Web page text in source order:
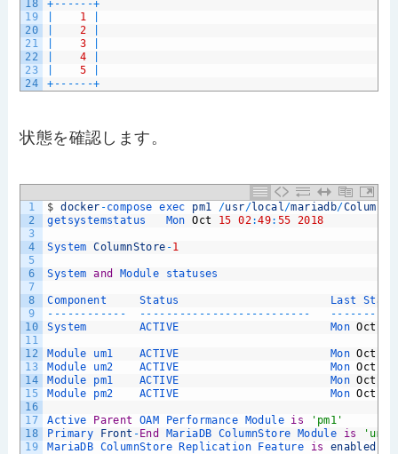
18
19
20
21
22
23
24
+ -- -- --+
1
2
3
4
5
+ -- -- --+
状態を確認します。
1
2
3
4
5
6
7
8
9
10
11
12
13
14
15
16
17
18
19
$ docker -compose exec pm1 /usr/local/mariadb/
getsystemstatus Mon Oct 15 02:49: 55 2018
System ColumnStore -1
System and Module statuses
Component Status Last
-- -- -- -- -- -- -- -- -- -- -- -- -- -- -- -- -- -- -- -- -- -- --
System ACTIVE Mon Oct
Module um1 ACTIVE Mon Oct
Module um2 ACTIVE Mon Oct
Module pm1 ACTIVE Mon Oct
Module pm2 ACTIVE Mon Oct
Active Parent OAM Performance Module is
'pm1'
Primary Front -End MariaDB ColumnStore Module is
'um1'
MariaDB ColumnStore Replication Feature is enabled